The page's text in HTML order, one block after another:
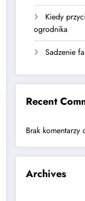
Kiedy
ogrodnika
Sadzenie
Recent
Brak komentarzy
Archives